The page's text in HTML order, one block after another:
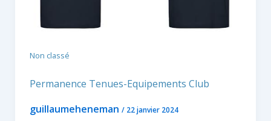
Non classé
Permanence Tenues-Equipements Club
guillaumeheneman / 22 janvier 2024